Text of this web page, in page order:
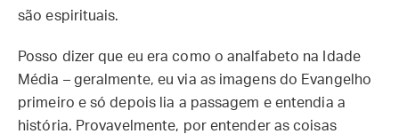
são espirituais.
Posso dizer que eu era como o analfabeto na Idade
Média – geralmente, eu via as imagens do Evangelho
primeiro e só depois lia a passagem e entendia a
história. Provavelmente, por entender as coisas